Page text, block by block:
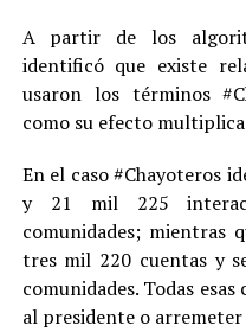
A partir de los
identificó que existe
usaron los términos
como su efecto
En el caso #Chayoteros
y 21 mil 225
comunidades; mientras
tres mil 220 cuentas y
comunidades. Todas
al presidente o